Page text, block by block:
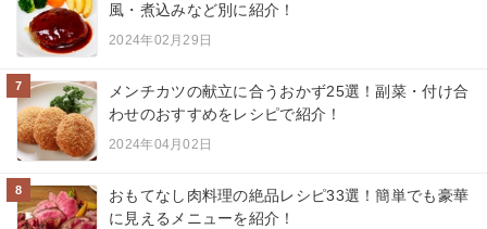
風・煮込みなど別に紹介！
2024年02月29日
7
メンチカツの献立に合うおかず25選！副菜・付け合
わせのおすすめをレシピで紹介！
2024年04月02日
8
おもてなし肉料理の絶品レシピ33選！簡単でも豪華
に見えるメニューを紹介！